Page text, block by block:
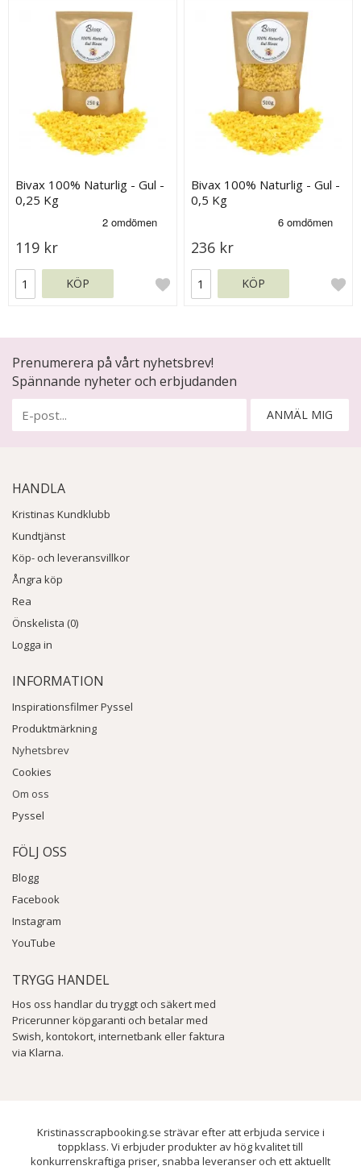
Bivax 100% Naturlig - Gul -
0,25 Kg
119 kr
KÖP
Bivax 100% Naturlig - Gul -
0,5 Kg
236 kr
KÖP
Prenumerera på vårt nyhetsbrev!
Spännande nyheter och erbjudanden
ANMÄL MIG
HANDLA
Kristinas Kundklubb
Kundtjänst
Köp- och leveransvillkor
Ångra köp
Rea
Önskelista (0)
Logga in
INFORMATION
Inspirationsfilmer Pyssel
Produktmärkning
Nyhetsbrev
Cookies
Om oss
Pyssel
FÖLJ OSS
Blogg
Facebook
Instagram
YouTube
TRYGG HANDEL
Hos oss handlar du tryggt och säkert med
Pricerunner köpgaranti och betalar med
Swish, kontokort, internetbank eller faktura
via Klarna.
Kristinasscrapbooking.se strävar efter att erbjuda service i
toppklass. Vi erbjuder produkter av hög kvalitet till
konkurrenskraftiga priser, snabba leveranser och ett aktuellt